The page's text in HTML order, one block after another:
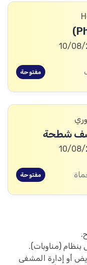
مفتوحة
شطحة
مفتوحة
بنظام (مناوبات).
أو إدارة المشفى